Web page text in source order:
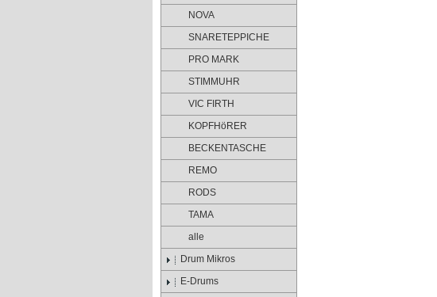
NOVA
SNARETEPPICHE
PRO MARK
STIMMUHR
VIC FIRTH
KOPFHöRER
BECKENTASCHE
REMO
RODS
TAMA
alle
Drum Mikros
E-Drums